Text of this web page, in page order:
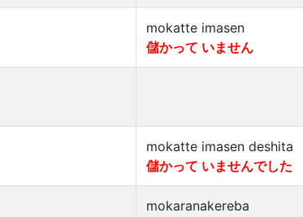
mokatte imasen
儲かって いません
mokatte imasen deshita
儲かって いませんでした
mokaranakereba